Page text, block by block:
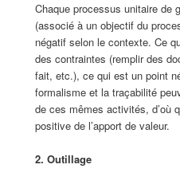
Chaque processus unitaire de
(associé à un objectif du
négatif selon le contexte. Ce
des contraintes (remplir des
fait, etc.), ce qui est un point
formalisme et la traçabilité
de ces mêmes activités, d’où
positive de l’apport de valeur.
2. Outillage